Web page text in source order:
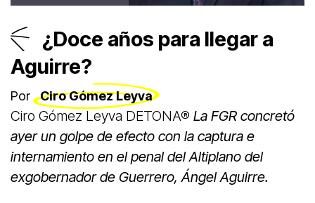
¿Doce años para llegar a
Aguirre?
Por Ciro Gómez Leyva
Ciro Gómez Leyva DETONA® La FGR concretó
ayer un golpe de efecto con la captura e
internamiento en el penal del Altiplano del
exgobernador de Guerrero, Ángel Aguirre.